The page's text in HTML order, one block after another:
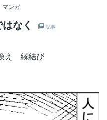
マンガ
なく 記事
え 縁結び